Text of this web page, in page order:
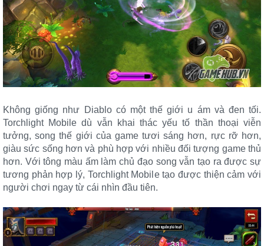
Không giống như Diablo có một thế giới u ám và đen tối.
Torchlight Mobile dù vẫn khai thác yếu tố thần thoại viễn
tưởng, song thế giới của game tươi sáng hơn, rực rỡ hơn,
giàu sức sống hơn và phù hợp với nhiều đối tượng game thủ
hơn. Với tông màu ấm làm chủ đạo song vẫn tạo ra được sự
tương phản hợp lý, Torchlight Mobile tạo được thiện cảm với
người chơi ngay từ cái nhìn đầu tiên.